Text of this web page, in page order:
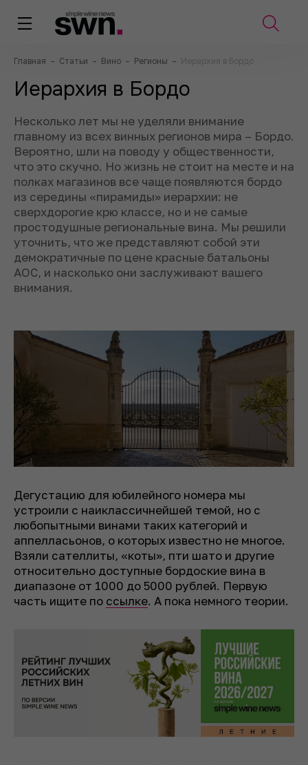
Главная – Статьи – Вино – Регионы – Иерархия в Бордо
Иерархия в Бордо
Несколько лет мы не уделяли внимание
главному из всех винных регионов мира – Бордо.
Вероятно, шли на поводу у общественности,
что это скучно. Но жизнь не стоит на месте и на
полках магазинов все чаще появляются бордо
из середины «пирамиды» иерархии: не
сверхдорогие крю классе, но и не самые
простодушные региональные вина. Мы решили
уточнить, что же представляют собой эти
демократичные по цене красные батальоны
АОС, и насколько они заслуживают вашего
внимания.
Дегустацию для юбилейного номера мы
устроили с наиклассичнейшей темой, но с
любопытными винами таких категорий и
аппелласьонов, о которых известно не многое.
Взяли сателлиты, «коты», пти шато и другие
относительно доступные бордоские вина в
диапазоне от 1000 до 5000 рублей. Первую
часть ищите по ссылке. А пока немного теории.